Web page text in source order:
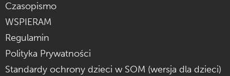
Czasopismo
WSPIERAM
Regulamin
Polityka Prywatności
Standardy ochrony dzieci w SOM (wersja dla dzieci)